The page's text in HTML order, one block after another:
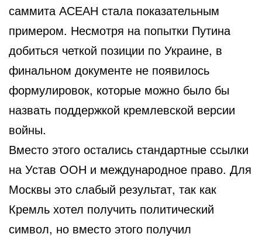
саммита АСЕАН стала показательным
примером. Несмотря на попытки Путина
добиться четкой позиции по Украине, в
финальном документе не появилось
формулировок, которые можно было бы
назвать поддержкой кремлевской версии
войны.
Вместо этого остались стандартные ссылки
на Устав ООН и международное право. Для
Москвы это слабый результат, так как
Кремль хотел получить политический
символ, но вместо этого получил